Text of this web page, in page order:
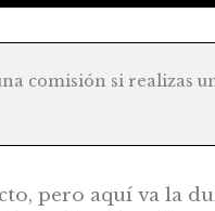
comisión si realizas
pero aquí va la